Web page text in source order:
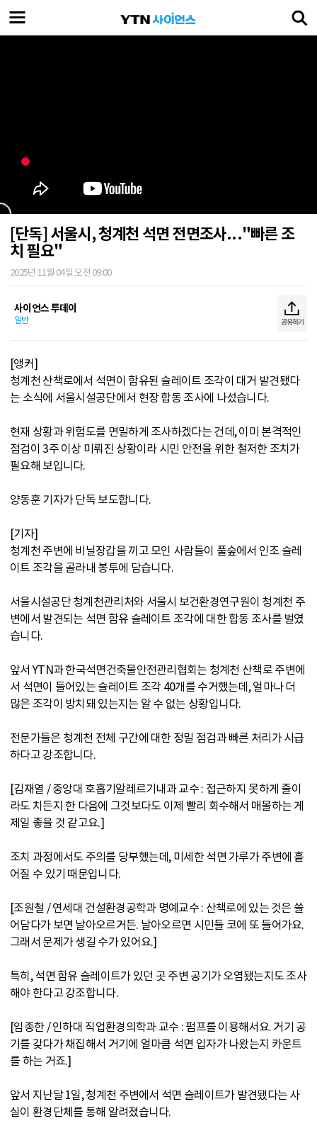
[단독] 서울시, 청계천 석면 전면조사..."빠른 조
치 필요"
2025년 11월 04일 오전 09:00
사이언스 투데이
일반 공유하기
[앵커]
청계천 산책로에서 석면이 함유된 슬레이트 조각이 대거 발견됐다
는 소식에 서울시설공단에서 현장 합동 조사에 나섰습니다.
현재 상황과 위험도를 면밀하게 조사하겠다는 건데, 이미 본격적인
점검이 3주 이상 미뤄진 상황이라 시민 안전을 위한 철저한 조치가
필요해 보입니다.
양동훈 기자가 단독 보도합니다.
[기자]
청계천 주변에 비닐장갑을 끼고 모인 사람들이 풀숲에서 인조 슬레
이트 조각을 골라내 봉투에 담습니다.
서울시설공단 청계천관리처와 서울시 보건환경연구원이 청계천 주
변에서 발견되는 석면 함유 슬레이트 조각에 대한 합동 조사를 벌였
습니다.
앞서 YTN과 한국석면건축물안전관리협회는 청계천 산책로 주변에
서 석면이 들어있는 슬레이트 조각 40개를 수거했는데, 얼마나 더
많은 조각이 방치돼 있는지는 알 수 없는 상황입니다.
전문가들은 청계천 전체 구간에 대한 정밀 점검과 빠른 처리가 시급
하다고 강조합니다.
[김재열 / 중앙대 호흡기알레르기내과 교수 : 접근하지 못하게 줄이
라도 치든지 한 다음에 그것보다도 이제 빨리 회수해서 매몰하는 게
제일 좋을 것 같고요.]
조치 과정에서도 주의를 당부했는데, 미세한 석면 가루가 주변에 흩
어질 수 있기 때문입니다.
[조원철 / 연세대 건설환경공학과 명예교수 : 산책로에 있는 것은 쓸
어담다가 보면 날아오르거든. 날아오르면 시민들 코에 또 들어가요.
그래서 문제가 생길 수가 있어요.]
특히, 석면 함유 슬레이트가 있던 곳 주변 공기가 오염됐는지도 조사
해야 한다고 강조합니다.
[임종한 / 인하대 직업환경의학과 교수 : 펌프를 이용해서요. 거기 공
기를 갖다가 채집해서 거기에 얼마큼 석면 입자가 나왔는지 카운트
를 하는 거죠.]
앞서 지난달 1일, 청계천 주변에서 석면 슬레이트가 발견됐다는 사
실이 환경단체를 통해 알려졌습니다.